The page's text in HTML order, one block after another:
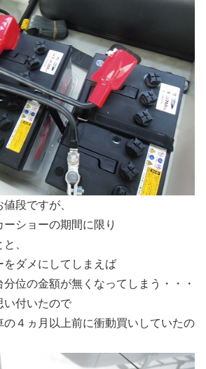
段ですが、
ショーの期間に限り
、
をダメにしてしまえば
分位の金額が無くなってしまう・・・
い付いたので
の４ヵ月以上前に衝動買いしていたの